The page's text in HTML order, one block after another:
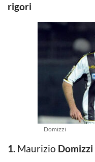
rigori
Domizzi
1. Maurizio Domizzi